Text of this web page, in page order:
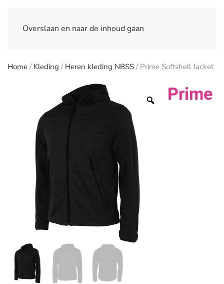
Overslaan en naar de inhoud gaan
Home / Kleding / Heren kleding NBSS / Prime Softshell Jacket
Prime